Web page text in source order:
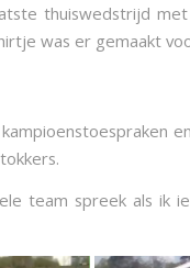
thuiswedstrijd
was er gemaakt
team spreek als ik